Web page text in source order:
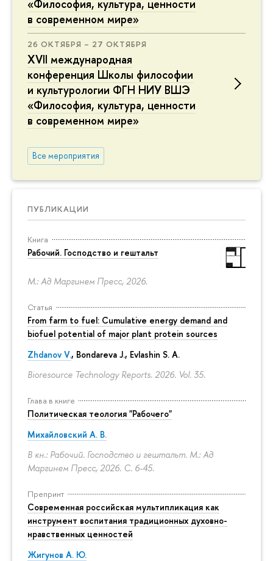
«Философия, культура, ценности
в современном мире»
26 ОКТЯБРЯ – 27 ОКТЯБРЯ
XVII международная
конференция Школы философии
и культурологии ФГН НИУ ВШЭ
«Философия, культура, ценности
в современном мире»
Все мероприятия
ПУБЛИКАЦИИ
Книга
Рабочий. Господство и гештальт
М.: Ад Маргинем Пресс, 2026.
Статья
From farm to fuel: Cumulative energy demand and
biofuel potential of major plant protein sources
Zhdanov V., Bondareva J., Evlashin S. A.
Bioresource Technology Reports. 2026. Vol. 35.
Глава в книге
Политическая теология "Рабочего"
Михайловский А. В.
В кн.: Рабочий. Господство и гештальт. М.: Ад
Маргинем Пресс, 2026. С. 6-45.
Препринт
Современная российская мультипликация как
инструмент воспитания традиционных духовно-
нравственных ценностей
Жигунов А. Ю.